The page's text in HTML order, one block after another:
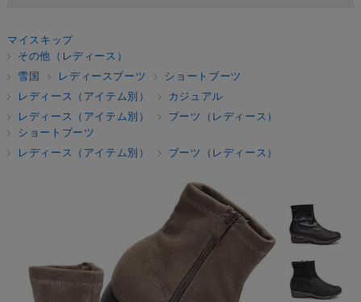
マイスキップ
その他（レディース）
雪国
レディースブーツ
ショートブーツ
レディース（アイテム別）
カジュアル
レディース（アイテム別）
ブーツ（レディース）
ショートブーツ
レディース（アイテム別）
ブーツ（レディース）